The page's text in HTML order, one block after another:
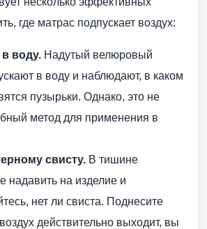
где матрас подпускает воздух:
воду. Надутый велюровый
в воду и наблюдают, в каком
пузырьки. Однако, это не
метод для применения в
свисту. В тишине
надавить на изделие и
нет ли свиста. Поднесите
действительно выходит, вы